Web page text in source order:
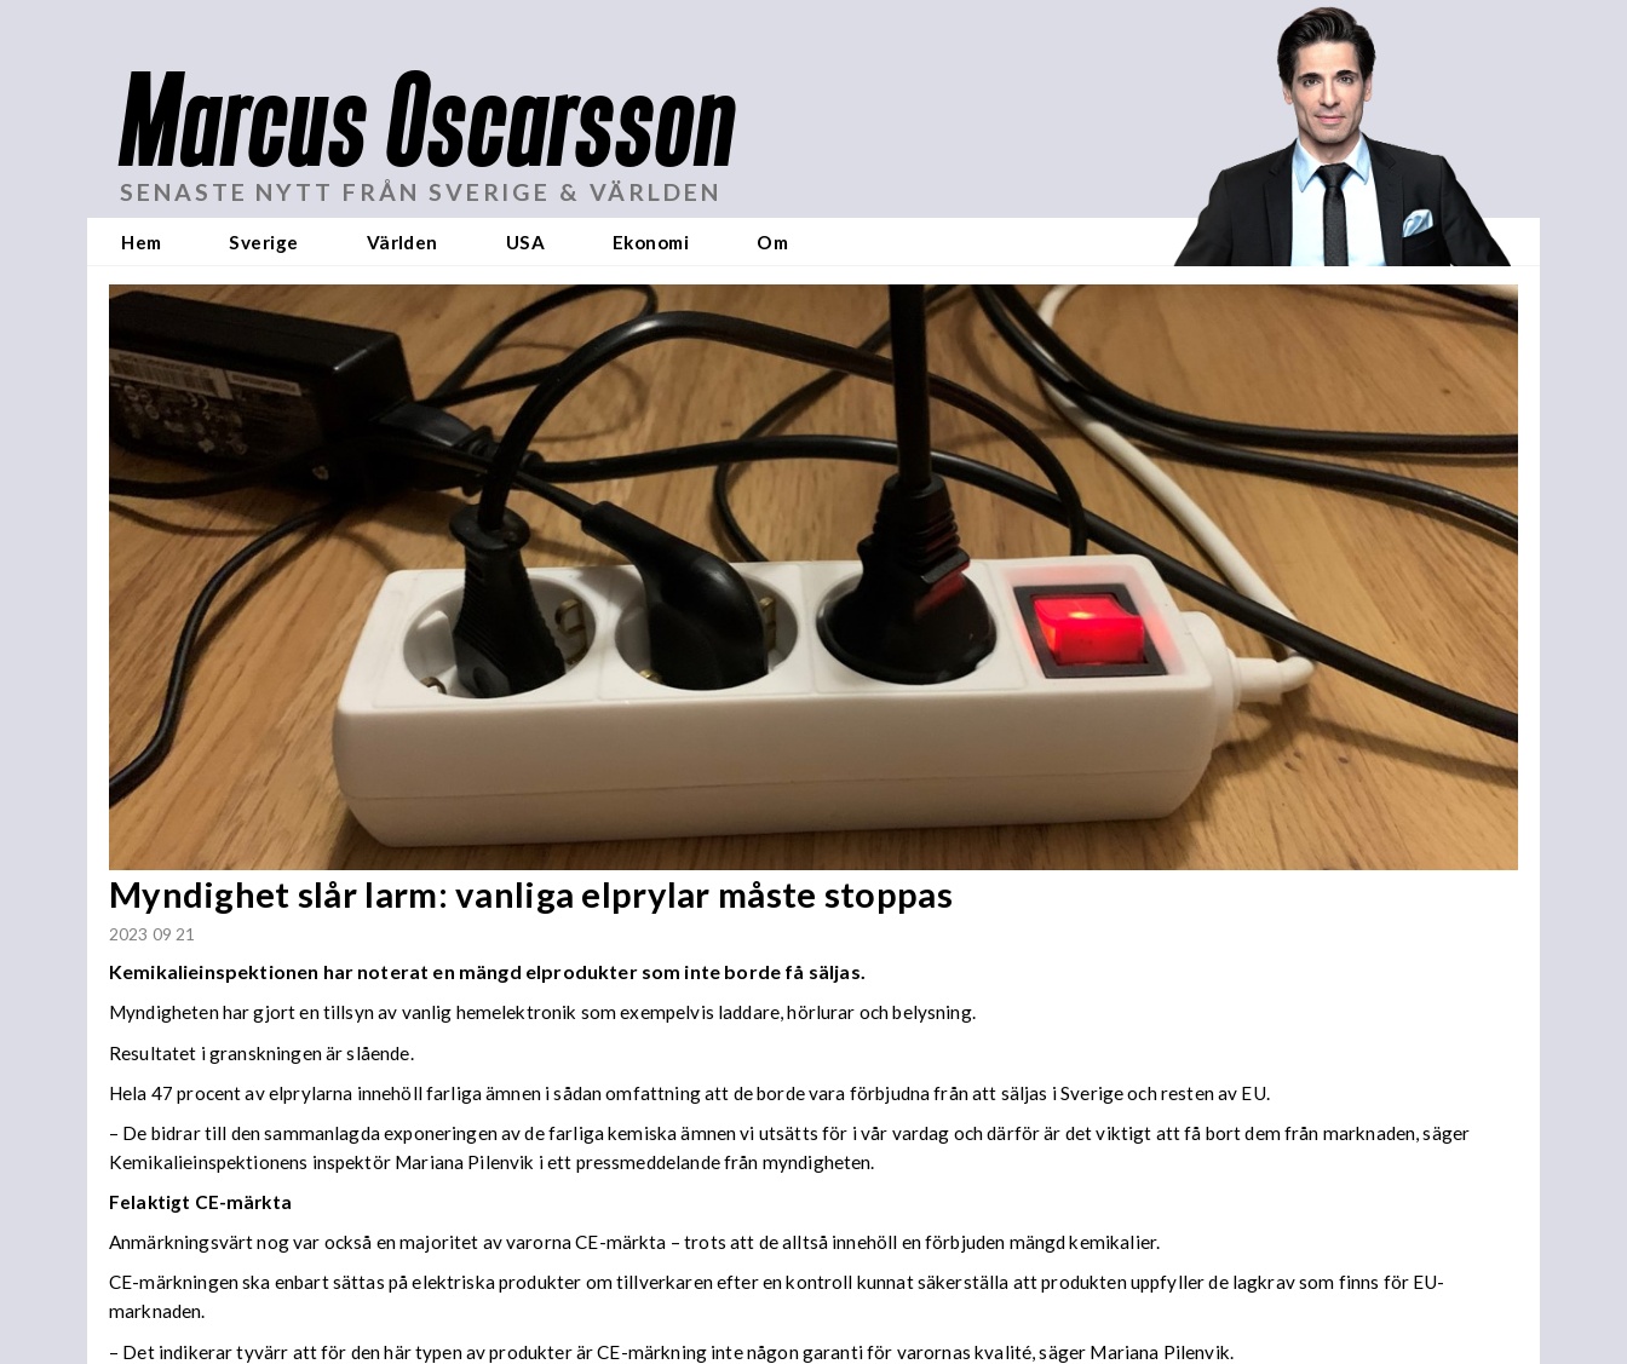
Marcus Oscarsson
SENASTE NYTT FRÅN SVERIGE & VÄRLDEN
Hem Sverige Världen USA Ekonomi Om
Myndighet slår larm: vanliga elprylar måste stoppas
2023 09 21
Kemikalieinspektionen har noterat en mängd elprodukter som inte borde få säljas.
Myndigheten har gjort en tillsyn av vanlig hemelektronik som exempelvis laddare, hörlurar och belysning.
Resultatet i granskningen är slående.
Hela 47 procent av elprylarna innehöll farliga ämnen i sådan omfattning att de borde vara förbjudna från att säljas i Sverige och resten av EU.
– De bidrar till den sammanlagda exponeringen av de farliga kemiska ämnen vi utsätts för i vår vardag och därför är det viktigt att få bort dem från marknaden, säger
Kemikalieinspektionens inspektör Mariana Pilenvik i ett pressmeddelande från myndigheten.
Felaktigt CE-märkta
Anmärkningsvärt nog var också en majoritet av varorna CE-märkta – trots att de alltså innehöll en förbjuden mängd kemikalier.
CE-märkningen ska enbart sättas på elektriska produkter om tillverkaren efter en kontroll kunnat säkerställa att produkten uppfyller de lagkrav som finns för EU-
marknaden.
– Det indikerar tyvärr att för den här typen av produkter är CE-märkning inte någon garanti för varornas kvalité, säger Mariana Pilenvik.